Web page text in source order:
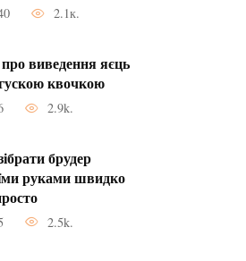
2.1к.
виведення яєць
квочкою
2.9k.
брудер
руками швидко
2.5k.